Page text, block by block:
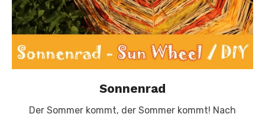
Sonnenrad
Der Sommer kommt, der Sommer kommt! Nach